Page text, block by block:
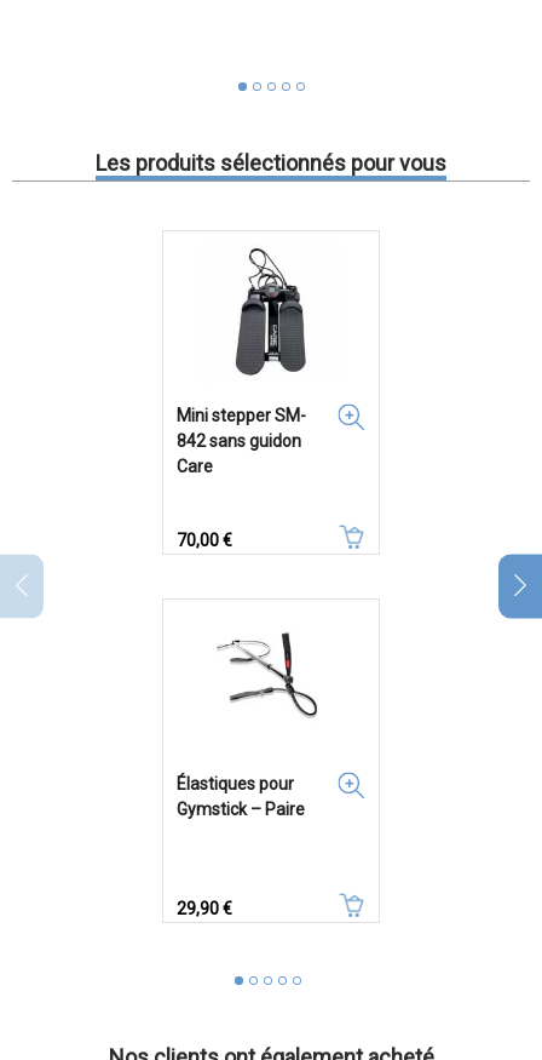
Les produits sélectionnés pour vous
Mini stepper SM-
842 sans guidon
Care
Prix
70,00 €
Élastiques pour
Gymstick – Paire
Prix
29,90 €